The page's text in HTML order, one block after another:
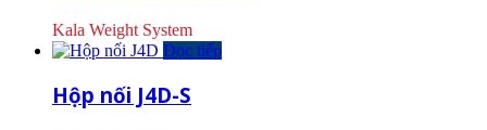
Kala Weight System
Đọc tiếp
Hộp nối J4D-S